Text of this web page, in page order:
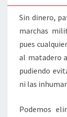
Sin dinero,
marchas
pues
al matadero
pudiendo
ni las
Podemos